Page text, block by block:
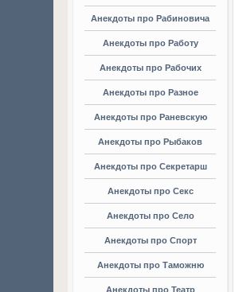
Анекдоты про Рабиновича
Анекдоты про Работу
Анекдоты про Рабочих
Анекдоты про Разное
Анекдоты про Раневскую
Анекдоты про Рыбаков
Анекдоты про Секретарш
Анекдоты про Секс
Анекдоты про Село
Анекдоты про Спорт
Анекдоты про Таможню
Анекдоты про Театр